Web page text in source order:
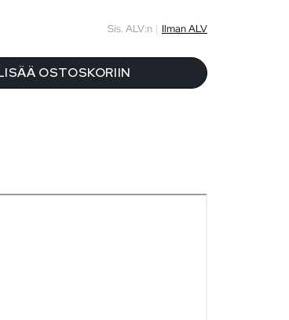
Sis. ALV:n | Ilman ALV
OSTOSKORIIN